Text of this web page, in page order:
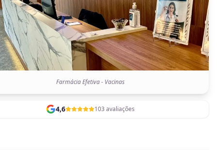
Farmácia Efetiva - Vacinas
4,6 103 avaliações